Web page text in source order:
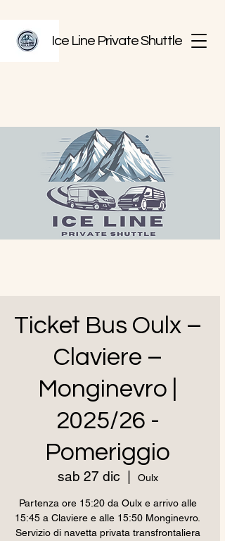
Ice Line Private Shuttle
Ticket Bus Oulx –
Claviere –
Monginevro |
2025/26 -
Pomeriggio
sab 27 dic Oulx
Partenza ore 15:20 da Oulx e arrivo alle
15:45 a Claviere e alle 15:50 Monginevro.
Servizio di navetta privata transfrontaliera